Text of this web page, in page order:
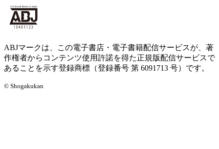
ABJマークは、この電子書店・電子書籍配信サービスが、著
作権者からコンテンツ使用許諾を得た正規版配信サービスで
あることを示す登録商標（登録番号 第 6091713 号）です。
© Shogakukan